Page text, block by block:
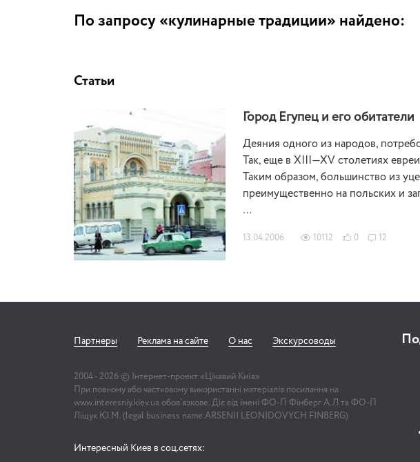
По запросу «кулинарные традиции» найдено:
Статьи
Город Егупец и его обитатели
Деяния одного из народов,
Так, еще в XIII—XV столетиях
Таким образом, большинство из
преимущественно на польских и
…
13.04.2006 10112 0 12
Партнеры Реклама на сайте О нас Экскурсоводы
2004 - 2026 © Інтернет-проект «Цікавий Київ»
При повному або частковому використанні матеріалів посилання на
www.interesniy.kiev.ua обов'язкове. Діє від імені ФО-П Фінберг А.Л та ФО-П
Ліщук Ю.М. (legal business name ARSENII LEONIDOVYCH FINBERG)
Интересный Киев в соц.сетях: